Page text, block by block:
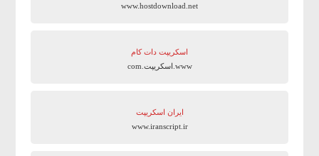
www.hostdownload.net
اسکریپت دات کام
www.اسکریپت.com
ایران اسکریپت
www.iranscript.ir